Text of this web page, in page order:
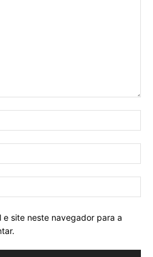
e site neste navegador para a